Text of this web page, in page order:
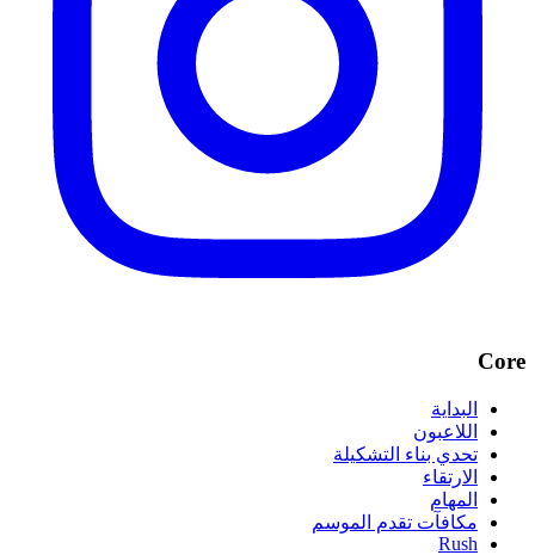
Core
البداية
اللاعبون
تحدي بناء التشكيلة
الارتقاء
المهام
مكافآت تقدم الموسم
Rush